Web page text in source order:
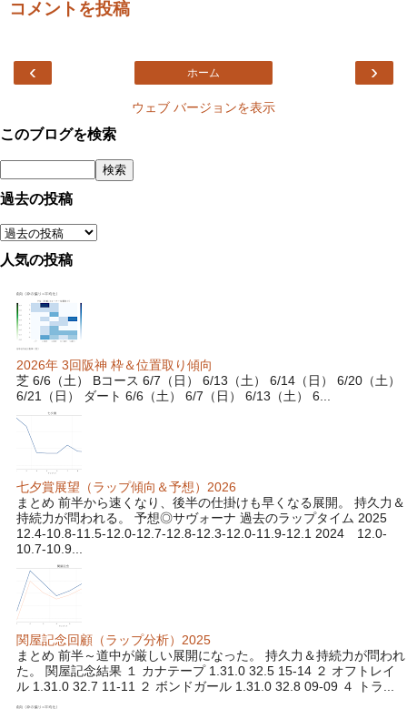
コメントを投稿
‹ ›
ホーム
ウェブ バージョンを表示
このブログを検索
過去の投稿
人気の投稿
2026年 3回阪神 枠＆位置取り傾向
芝 6/6（土） Bコース 6/7（日） 6/13（土） 6/14（日） 6/20（土）
6/21（日） ダート 6/6（土） 6/7（日） 6/13（土） 6...
七夕賞展望（ラップ傾向＆予想）2026
まとめ 前半から速くなり、後半の仕掛けも早くなる展開。 持久力＆
持続力が問われる。 予想◎サヴォーナ 過去のラップタイム 2025
12.4-10.8-11.5-12.0-12.7-12.8-12.3-12.0-11.9-12.1 2024 12.0-
10.7-10.9...
関屋記念回顧（ラップ分析）2025
まとめ 前半～道中が厳しい展開になった。 持久力＆持続力が問われ
た。 関屋記念結果 １ カナテープ 1.31.0 32.5 15-14 ２ オフトレイ
ル 1.31.0 32.7 11-11 ２ ボンドガール 1.31.0 32.8 09-09 ４ トラ...